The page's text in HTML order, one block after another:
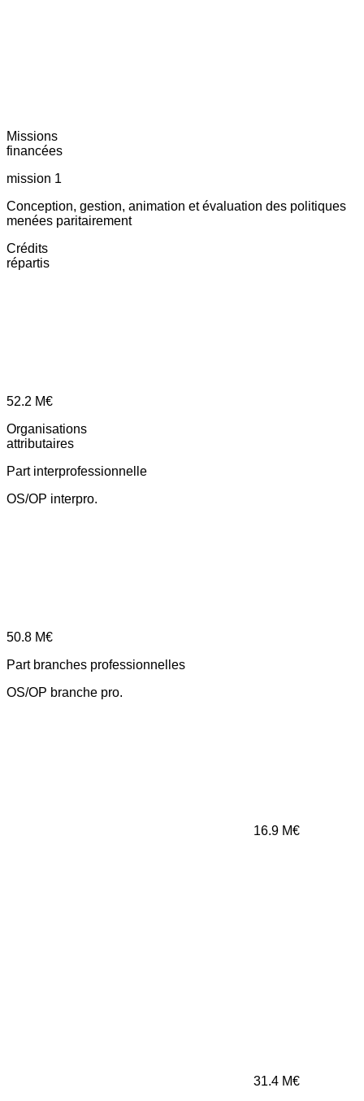
Missions
financées
mission 1
Conception, gestion, animation et évaluation des politiques
menées paritairement
Crédits
répartis
52.2 M€
Organisations
attributaires
Part interprofessionnelle
OS/OP interpro.
50.8 M€
Part branches professionnelles
OS/OP branche pro.
16.9 M€
31.4 M€